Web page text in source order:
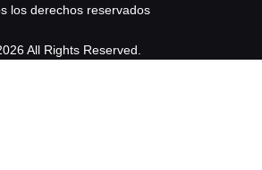
los derechos reservados
All Rights Reserved.